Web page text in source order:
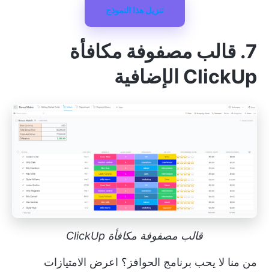
تنزيل هذا النموذج
7. قالب مصفوفة مكافأة
ClickUp الإضافية
قالب مصفوفة مكافأة ClickUp
من منا لا يحب برنامج الحوافز؟ اعرض الامتيازات